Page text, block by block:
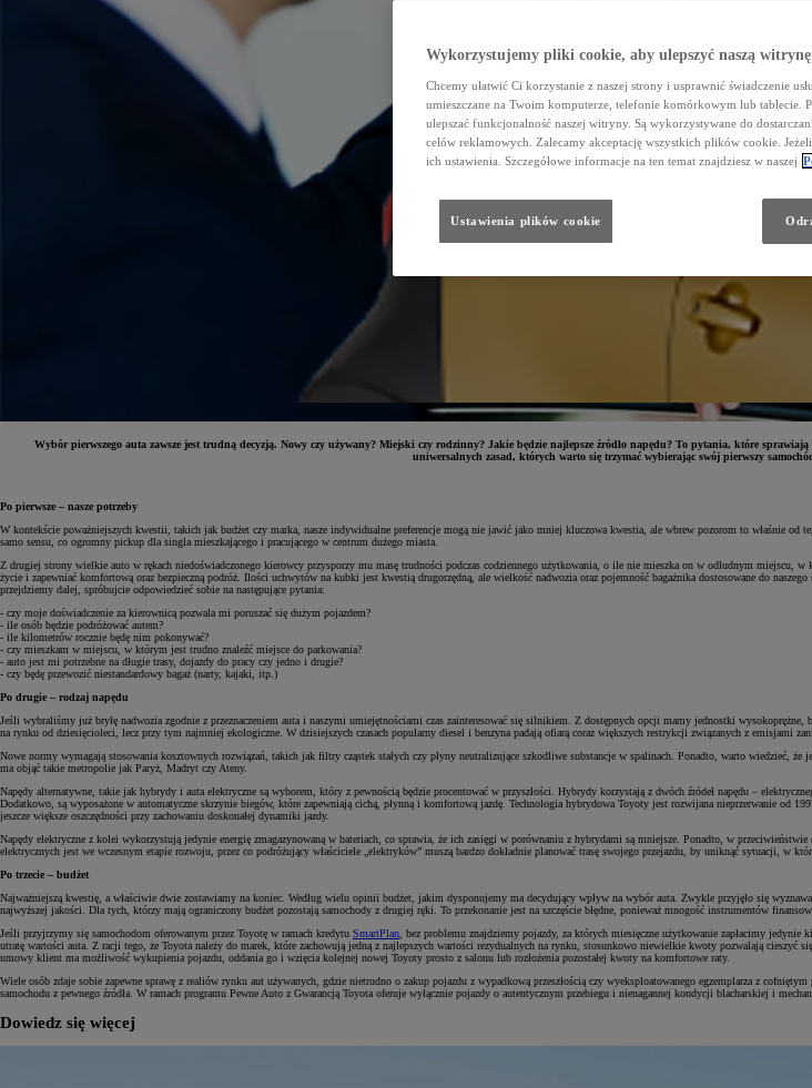
Wybór pierwszego auta zawsze jest trudną decyzją. Nowy czy używany? Miejski czy rodzinny? Jakie będzie najlepsze źródło napędu? To pytania, które
uniwersalnych zasad, których warto się trzymać wybierając swój pierwszy
Po pierwsze – nasze potrzeby
W kontekście poważniejszych kwestii, takich jak budżet czy marka, nasze indywidualne preferencje mogą nie jawić jako mniej kluczowa kwestia, ale wbrew pozorom to właśnie
samo sensu, co ogromny pickup dla singla mieszkającego i pracującego w centrum dużego miasta.
Z drugiej strony wielkie auto w rękach niedoświadczonego kierowcy przysporzy mu masę trudności podczas codziennego użytkowania, o ile nie mieszka on w odludnym miejscu,
życie i zapewniać komfortową oraz bezpieczną podróż. Ilości uchwytów na kubki jest kwestią drugorzędną, ale wielkość nadwozia oraz pojemność bagażnika dostosowane do
przejdziemy dalej, spróbujcie odpowiedzieć sobie na następujące pytania:
- czy moje doświadczenie za kierownicą pozwala mi poruszać się dużym pojazdem?
- ile osób będzie podróżować autem?
- ile kilometrów rocznie będę nim pokonywać?
- czy mieszkam w miejscu, w którym jest trudno znaleźć miejsce do parkowania?
- auto jest mi potrzebne na długie trasy, dojazdy do pracy czy jedno i drugie?
- czy będę przewozić niestandardowy bagaż (narty, kajaki, itp.)
Po drugie – rodzaj napędu
Jeśli wybraliśmy już bryłę nadwozia zgodnie z przeznaczeniem auta i naszymi umiejętnościami czas zainteresować się silnikiem. Z dostępnych opcji mamy jednostki
na rynku od dziesięcioleci, lecz przy tym najmniej ekologiczne. W dzisiejszych czasach popularny diesel i benzyna padają ofiarą coraz większych restrykcji związanych z emisjami
Nowe normy wymagają stosowania kosztownych rozwiązań, takich jak filtry cząstek stałych czy płyny neutralizujące szkodliwe substancje w spalinach. Ponadto, warto
ma objąć takie metropolie jak Paryż, Madryt czy Ateny.
Napędy alternatywne, takie jak hybrydy i auta elektryczne są wyborem, który z pewnością będzie procentować w przyszłości. Hybrydy korzystają z dwóch źródeł napędu –
Dodatkowo, są wyposażone w automatyczne skrzynie biegów, które zapewniają cichą, płynną i komfortową jazdę. Technologia hybrydowa Toyoty jest rozwijana nieprzerwanie od
jeszcze większe oszczędności przy zachowaniu doskonałej dynamiki jazdy.
Napędy elektryczne z kolei wykorzystują jedynie energię zmagazynowaną w bateriach, co sprawia, że ich zasięgi w porównaniu z hybrydami są mniejsze. Ponadto, w
elektrycznych jest we wczesnym etapie rozwoju, przez co podróżujący właściciele „elektryków” muszą bardzo dokładnie planować trasę swojego przejazdu, by uniknąć sytuacji, w
Po trzecie – budżet
Najważniejszą kwestię, a właściwie dwie zostawiamy na koniec. Według wielu opinii budżet, jakim dysponujemy ma decydujący wpływ na wybór auta. Zwykle przyjęło się
najwyższej jakości. Dla tych, którzy mają ograniczony budżet pozostają samochody z drugiej ręki. To przekonanie jest na szczęście błędne, ponieważ mnogość instrumentów
Jeśli przyjrzymy się samochodom oferowanym przez Toyotę w ramach kredytu SmartPlan, bez problemu znajdziemy pojazdy, za których miesięczne użytkowanie zapłacimy
utratę wartości auta. Z racji tego, że Toyota należy do marek, które zachowują jedną z najlepszych wartości rezydualnych na rynku, stosunkowo niewielkie kwoty pozwalają cieszyć
umowy klient ma możliwość wykupienia pojazdu, oddania go i wzięcia kolejnej nowej Toyoty prosto z salonu lub rozłożenia pozostałej kwoty na komfortowe raty.
Wiele osób zdaje sobie zapewne sprawę z realiów rynku aut używanych, gdzie nietrudno o zakup pojazdu z wypadkową przeszłością czy wyeksploatowanego egzemplarza z
samochodu z pewnego źródła. W ramach programu Pewne Auto z Gwarancją Toyota oferuje wyłącznie pojazdy o autentycznym przebiegu i nienagannej kondycji blacharskiej i
Dowiedz się więcej
Wykorzystujemy pliki cookie, aby ulepszyć naszą witrynę
Chcemy ułatwić Ci korzystanie z naszej strony i usprawnić świadczenie
umieszczane na Twoim komputerze, telefonie komórkowym lub tablecie.
ulepszać funkcjonalność naszej witryny. Są wykorzystywane do
celów reklamowych. Zalecamy akceptację wszystkich plików cookie.
ich ustawienia. Szczegółowe informacje na ten temat znajdziesz w naszej
Ustawienia plików cookie